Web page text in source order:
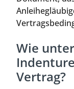
Wie
Vertrag?